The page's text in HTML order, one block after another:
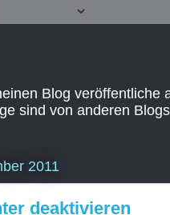
Blog
sind von anderen
2011
deaktivieren